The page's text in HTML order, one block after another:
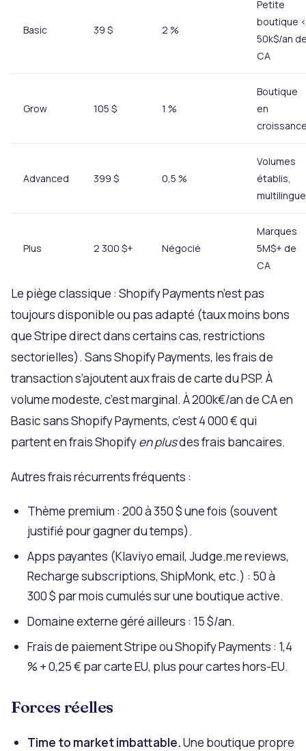
Basic 39 $ 2 %
Petite
boutique <
50k$/an
CA
Grow 105 $ 1 %
Boutique
en
Advanced 399 $ 0,5 %
Volumes
établis,
multilingue
Plus 2 300 $+ Négocié
Marques
5M$+ de
CA
Le piège classique : Shopify Payments n’est pas
toujours disponible ou pas adapté (taux moins bons
que Stripe direct dans certains cas, restrictions
sectorielles). Sans Shopify Payments, les frais de
transaction s’ajoutent aux frais de carte du PSP. À
volume modeste, c’est marginal. À 200k€/an de CA en
Basic sans Shopify Payments, c’est 4 000 € qui
partent en frais Shopifyen plusdes frais bancaires.
Autres frais récurrents fréquents :
Thème premium : 200 à 350 $ une fois (souvent
justifié pour gagner du temps).
Apps payantes (Klaviyo email, Judge.me reviews,
Recharge subscriptions, ShipMonk, etc.) : 50 à
300 $ par mois cumulés sur une boutique active.
Domaine externe géré ailleurs : 15 $/an.
Frais de paiement Stripe ou Shopify Payments : 1,4
% + 0,25 € par carte EU, plus pour cartes hors-EU.
Forces réelles
Time to market imbattable.Une boutique propre